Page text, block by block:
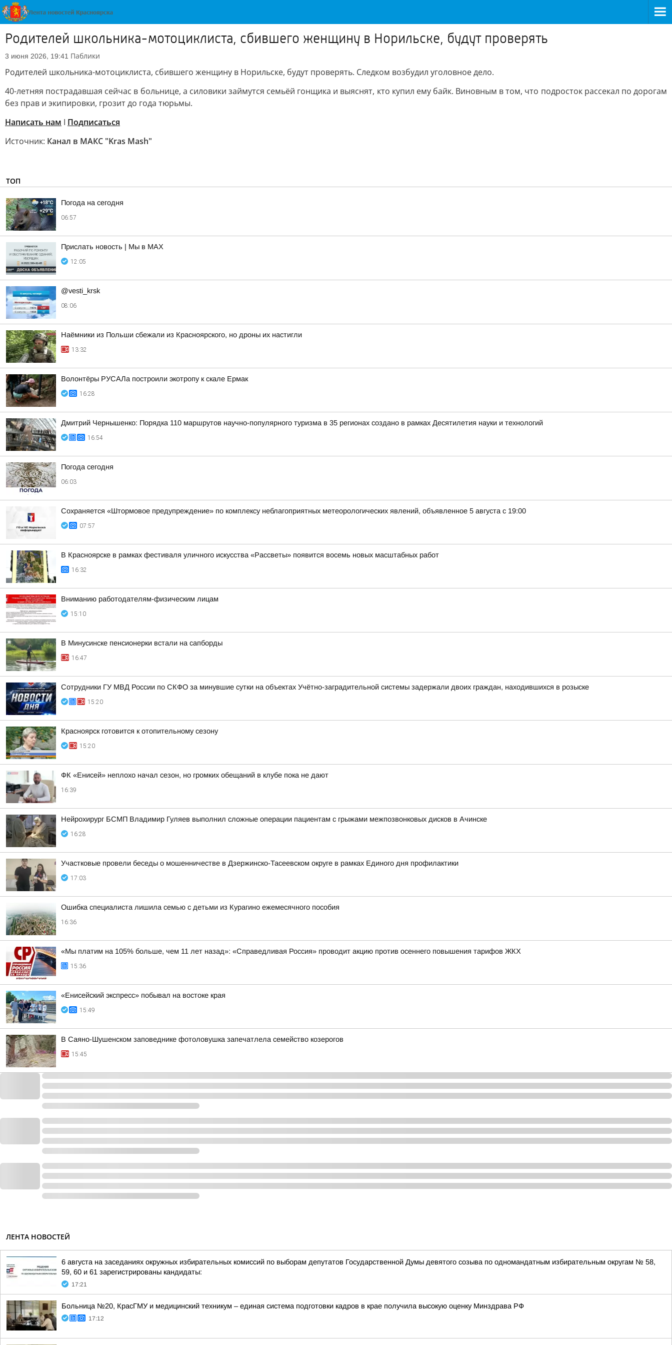
Родителей школьника-мотоциклиста, сбившего женщину в Норильске, будут проверять
3 июня 2026, 19:41 Паблики
Родителей школьника-мотоциклиста, сбившего женщину в Норильске, будут проверять. Следком возбудил уголовное дело.
40-летняя пострадавшая сейчас в больнице, а силовики займутся семьёй гонщика и выяснят, кто купил ему байк. Виновным в том, что подросток рассекал по дорогам
без прав и экипировки, грозит до года тюрьмы.
Написать нам I Подписаться
Источник: Канал в МАКС "Kras Mash"
ТОП
Погода на сегодня
06:57
Прислать новость | Мы в MAX
12:05
@vesti_krsk
08:06
Наёмники из Польши сбежали из Красноярского, но дроны их настигли
13:32
Волонтёры РУСАЛа построили экотропу к скале Ермак
16:28
Дмитрий Чернышенко: Порядка 110 маршрутов научно-популярного туризма в 35 регионах создано в рамках Десятилетия науки и технологий
16:54
Погода сегодня
06:03
Сохраняется «Штормовое предупреждение» по комплексу неблагоприятных метеорологических явлений, объявленное 5 августа с 19:00
07:57
В Красноярске в рамках фестиваля уличного искусства «Рассветы» появится восемь новых масштабных работ
16:32
Вниманию работодателям-физическим лицам
15:10
В Минусинске пенсионерки встали на сапборды
16:47
Сотрудники ГУ МВД России по СКФО за минувшие сутки на объектах Учётно-заградительной системы задержали двоих граждан, находившихся в розыске
15:20
Красноярск готовится к отопительному сезону
15:20
ФК «Енисей» неплохо начал сезон, но громких обещаний в клубе пока не дают
16:39
Нейрохирург БСМП Владимир Гуляев выполнил сложные операции пациентам с грыжами межпозвонковых дисков в Ачинске
16:28
Участковые провели беседы о мошенничестве в Дзержинско-Тасеевском округе в рамках Единого дня профилактики
17:03
Ошибка специалиста лишила семью с детьми из Курагино ежемесячного пособия
16:36
«Мы платим на 105% больше, чем 11 лет назад»: «Справедливая Россия» проводит акцию против осеннего повышения тарифов ЖКХ
15:36
«Енисейский экспресс» побывал на востоке края
15:49
В Саяно-Шушенском заповеднике фотоловушка запечатлела семейство козерогов
15:45
ЛЕНТА НОВОСТЕЙ
6 августа на заседаниях окружных избирательных комиссий по выборам депутатов Государственной Думы девятого созыва по одномандатным избирательным округам № 58,
59, 60 и 61 зарегистрированы кандидаты:
17:21
Больница №20, КрасГМУ и медицинский техникум – единая система подготовки кадров в крае получила высокую оценку Минздрава РФ
17:12